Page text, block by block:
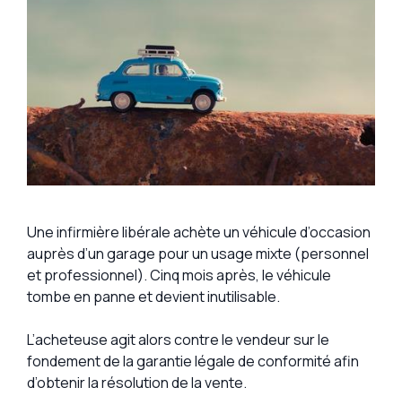
Une infirmière libérale achète un véhicule d’occasion
auprès d’un garage pour un usage mixte (personnel
et professionnel). Cinq mois après, le véhicule
tombe en panne et devient inutilisable.
L’acheteuse agit alors contre le vendeur sur le
fondement de la garantie légale de conformité afin
d’obtenir la résolution de la vente.